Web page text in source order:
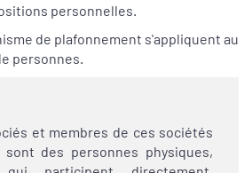
personnelles.
de plafonnement s'appliquent au
personnes.
et membres de ces sociétés
des personnes physiques,